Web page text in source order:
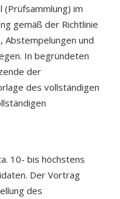
im
gemäß der Richtlinie
Abstempelungen und
In begründeten
der
des vollständigen
10- bis höchstens
Der Vortrag
des